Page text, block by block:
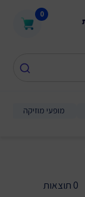
0
מופעי מוזיקה
0 תוצאות